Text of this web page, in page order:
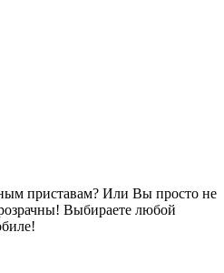
приставам? Или Вы просто не
Выбираете любой